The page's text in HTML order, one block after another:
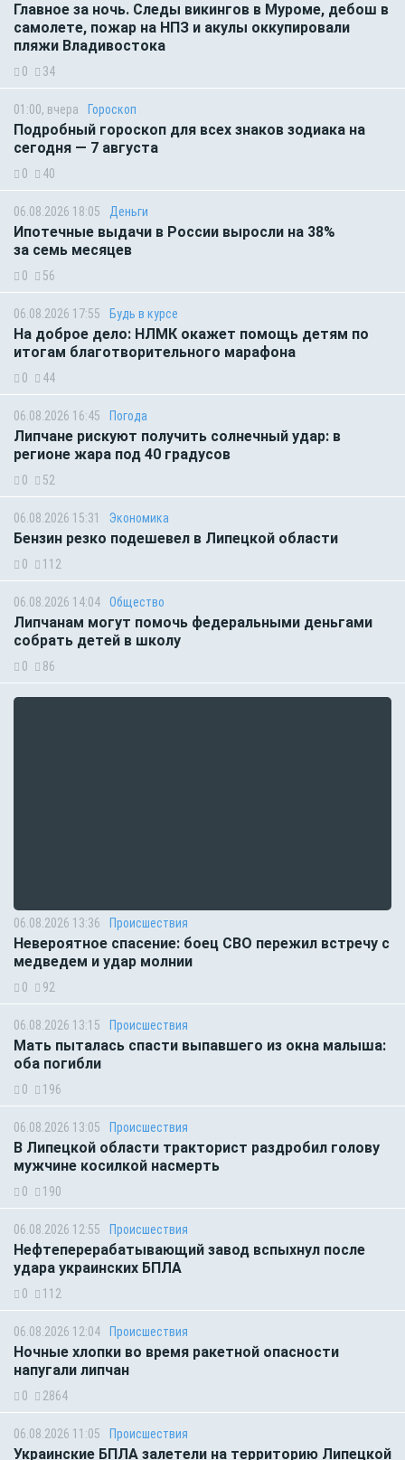
Главное за ночь. Следы викингов в Муроме, дебош в
самолете, пожар на НПЗ и акулы оккупировали
пляжи Владивостока
0 34
01:00, вчера Гороскоп
Подробный гороскоп для всех знаков зодиака на
сегодня — 7 августа
0 40
06.08.2026 18:05 Деньги
Ипотечные выдачи в России выросли на 38%
за семь месяцев
0 56
06.08.2026 17:55 Будь в курсе
На доброе дело: НЛМК окажет помощь детям по
итогам благотворительного марафона
0 44
06.08.2026 16:45 Погода
Липчане рискуют получить солнечный удар: в
регионе жара под 40 градусов
0 52
06.08.2026 15:31 Экономика
Бензин резко подешевел в Липецкой области
0 112
06.08.2026 14:04 Общество
Липчанам могут помочь федеральными деньгами
собрать детей в школу
0 86
06.08.2026 13:36 Происшествия
Невероятное спасение: боец СВО пережил встречу с
медведем и удар молнии
0 92
06.08.2026 13:15 Происшествия
Мать пыталась спасти выпавшего из окна малыша:
оба погибли
0 196
06.08.2026 13:05 Происшествия
В Липецкой области тракторист раздробил голову
мужчине косилкой насмерть
0 190
06.08.2026 12:55 Происшествия
Нефтеперерабатывающий завод вспыхнул после
удара украинских БПЛА
0 112
06.08.2026 12:04 Происшествия
Ночные хлопки во время ракетной опасности
напугали липчан
0 2864
06.08.2026 11:05 Происшествия
Украинские БПЛА залетели на территорию Липецкой